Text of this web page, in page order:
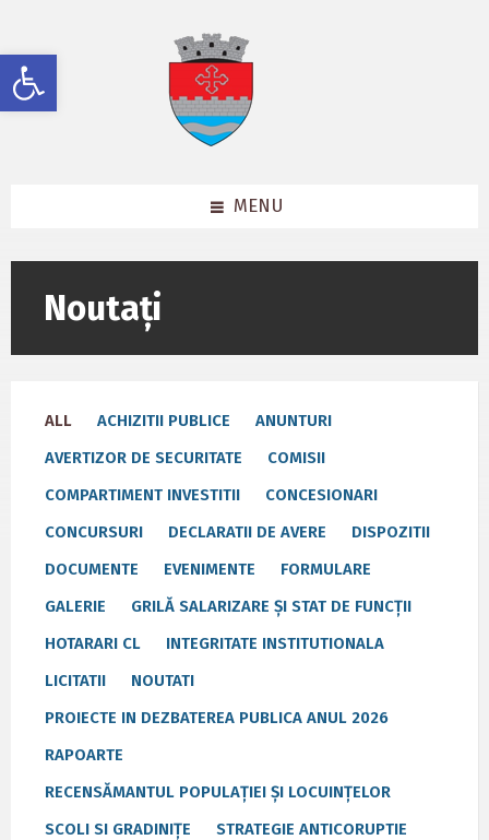
Deschide bara de unelte
content
left
sidebar
footer
MENU
Noutați
ALL ACHIZITII PUBLICE
ANUNTURI
AVERTIZOR DE SECURITATE
COMISII
COMPARTIMENT INVESTITII
CONCESIONARI
CONCURSURI
DECLARATII DE AVERE
DISPOZITII
DOCUMENTE
EVENIMENTE
FORMULARE
GALERIE
GRILĂ SALARIZARE ȘI STAT DE FUNCȚII
HOTARARI CL
INTEGRITATE INSTITUTIONALA
LICITATII
NOUTATI
PROIECTE IN DEZBATEREA PUBLICA ANUL 2026
RAPOARTE
RECENSĂMANTUL POPULAȚIEI ȘI LOCUINȚELOR
SCOLI SI GRADINIȚE
STRATEGIE ANTICORUPTIE